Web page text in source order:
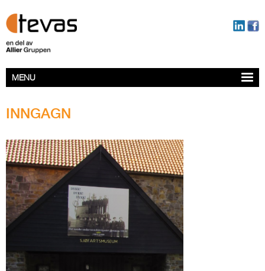
MENU
INNGAGN